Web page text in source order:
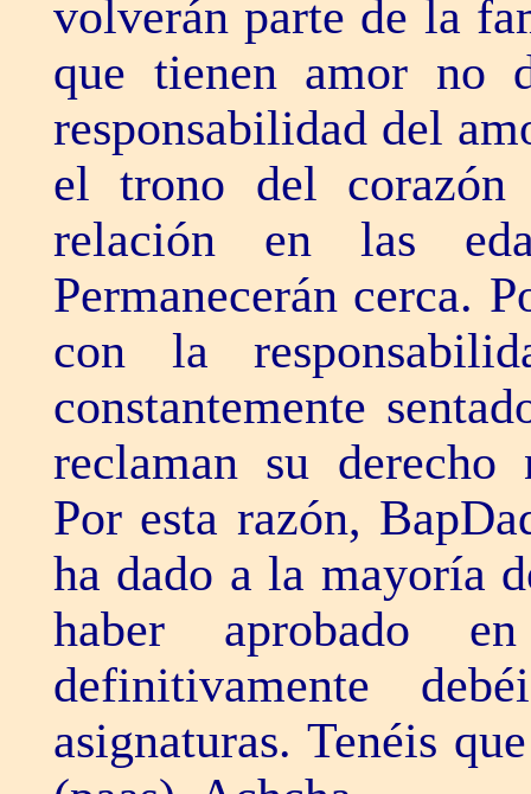
volverán parte de la
que tienen amor no
responsabilidad del
el trono del corazón
relación en las
Permanecerán cerca.
con la
constantemente
reclaman su derecho
Por esta razón,
ha dado a la mayoría
haber aprobado
definitivamente
asignaturas. Tenéis